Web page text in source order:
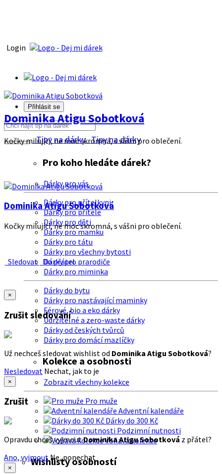
Login
Přihlásit se
Tipy na dárkyTipy na dárky
Pro koho hledáte dárek?
Dárky pro vás
Dárky pro přítelkyni
Dárky pro přítele
Dárky pro děti
Dárky pro mamku
Dárky pro tátu
Dárky pro všechny bytosti
Dárky pro prarodiče
Dárky pro miminka
Dárky do bytu
Dárky pro nastávající maminky
Férové, bio a eko dárky
Udržitelné a zero-waste dárky
Dárky od českých tvůrců
Dárky pro domácí mazlíčky
Kolekce a osobnosti
Zobrazit všechny kolekce
Pro muže
Adventní kalendáře
Dárky do 300 Kč
Podzimní nutnosti
Voňavá kolekce
Wishlisty osobností
Dominika Atigu Sobotková
Kočky milující, ne moc skromná, s vášni pro oblečení.
Dominika Atigu Sobotková
Kočky milující, ne moc skromná, s vášni pro oblečení.
Sledovat Do přátel
×
Zrušit sledování
Už nechceš sledovat wishlist od Dominika Atigu Sobotková?
Nesledovat Nechat, jak to je
×
Zrušit
Opravdu chceš vyjmoutDominika Atigu Sobotková z přátel?
Ano, vyjmout Ne, ponechat
×